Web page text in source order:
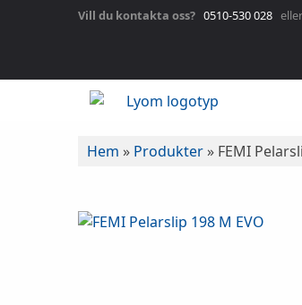
Vill du kontakta oss? 0510-530 028 eller
Hem » Produkter » FEMI